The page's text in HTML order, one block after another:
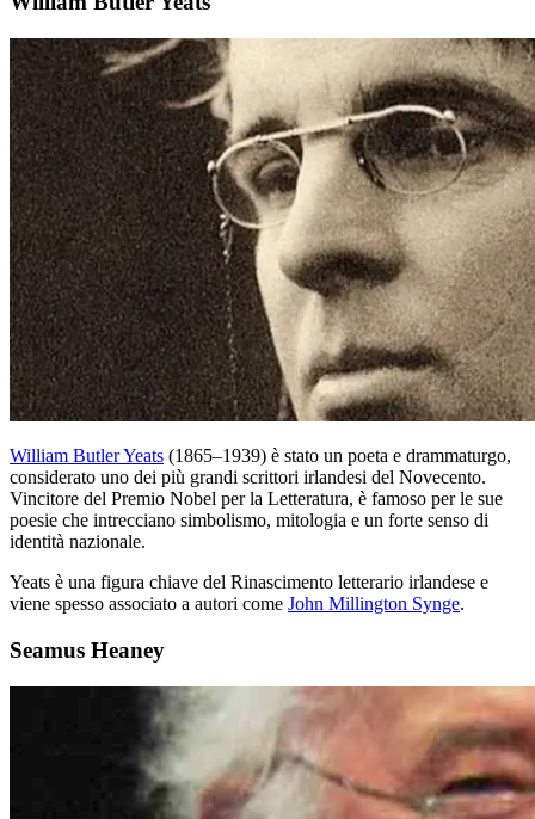
William Butler Yeats (1865–1939) è stato un poeta e drammaturgo,
considerato uno dei più grandi scrittori irlandesi del Novecento.
Vincitore del Premio Nobel per la Letteratura, è famoso per le sue
poesie che intrecciano simbolismo, mitologia e un forte senso di
identità nazionale.
Yeats è una figura chiave del Rinascimento letterario irlandese e
viene spesso associato a autori come John Millington Synge.
Seamus Heaney